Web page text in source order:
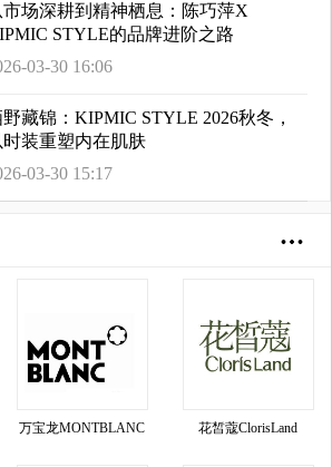
市场深耕到精神栖息：陈巧萍X
STYLE的品牌进阶之路
03-30 16:06
藏锦：KIPMIC STYLE 2026秋冬，
时装重塑内在肌肤
03-30 15:17
万宝龙MONTBLANC 花皙蔻ClorisLand